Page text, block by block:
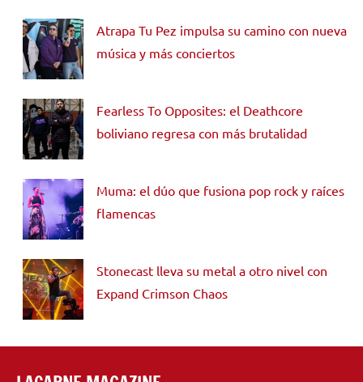
Atrapa Tu Pez impulsa su camino con nueva
música y más conciertos
Fearless To Opposites: el Deathcore
boliviano regresa con más brutalidad
Muma: el dúo que fusiona pop rock y raíces
flamencas
Stonecast lleva su metal a otro nivel con
Expand Crimson Chaos